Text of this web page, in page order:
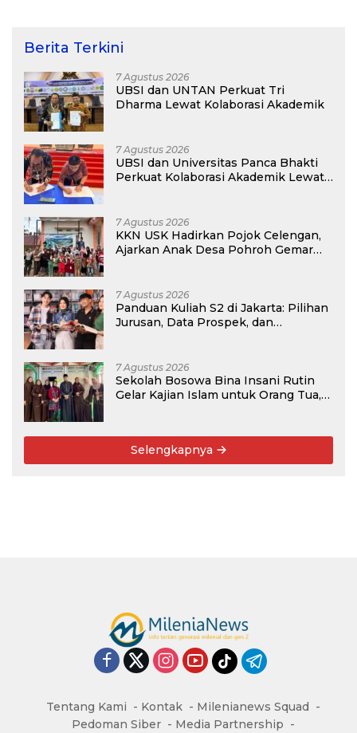
Berita Terkini
7 Agustus 2026
UBSI dan UNTAN Perkuat Tri
Dharma Lewat Kolaborasi Akademik
7 Agustus 2026
UBSI dan Universitas Panca Bhakti
Perkuat Kolaborasi Akademik Lewat
7 Agustus 2026
KKN USK Hadirkan Pojok Celengan,
Ajarkan Anak Desa Pohroh Gemar
7 Agustus 2026
Panduan Kuliah S2 di Jakarta: Pilihan
Jurusan, Data Prospek, dan
7 Agustus 2026
Sekolah Bosowa Bina Insani Rutin
Gelar Kajian Islam untuk Orang Tua,
Selengkapnya
Tentang Kami Kontak
Milenianews Squad
Pedoman Siber
Media Partnership